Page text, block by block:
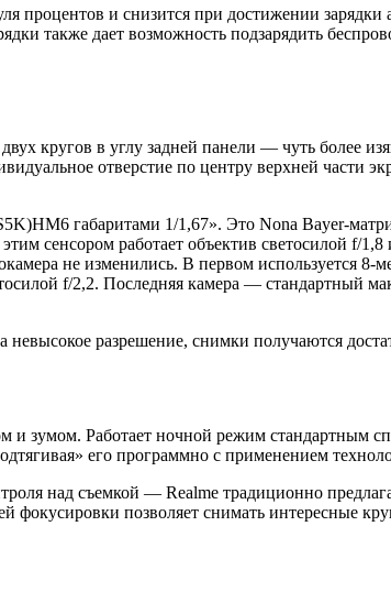
процентов и снизится при достижении
также дает возможность подзарядить
кругов в углу задней панели — чуть более
отверстие по центру верхней части
габаритами 1/1,67». Это Nona Bayer-
сенсором работает объектив светосилой f/
не изменились. В первом используется 8-
f/2,2. Последняя камера — стандартный
разрешение, снимки получаются
зумом. Работает ночной режим стандартным
его программно с применением
над съемкой — Realme традиционно
фокусировки позволяет снимать интересные